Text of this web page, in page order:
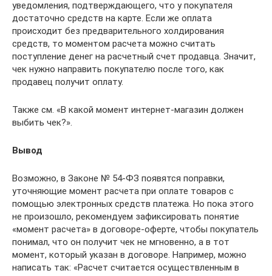
уведомления, подтверждающего, что у покупателя
достаточно средств на карте. Если же оплата
происходит без предварительного холдирования
средств, то моментом расчета можно считать
поступление денег на расчетный счет продавца. Значит,
чек нужно направить покупателю после того, как
продавец получит оплату.
Также см. «В какой момент интернет-магазин должен
выбить чек?».
Вывод
Возможно, в Законе № 54-ФЗ появятся поправки,
уточняющие момент расчета при оплате товаров с
помощью электронных средств платежа. Но пока этого
не произошло, рекомендуем зафиксировать понятие
«момент расчета» в договоре-оферте, чтобы покупатель
понимал, что он получит чек не мгновенно, а в тот
момент, который указан в договоре. Например, можно
написать так: «Расчет считается осуществленным в